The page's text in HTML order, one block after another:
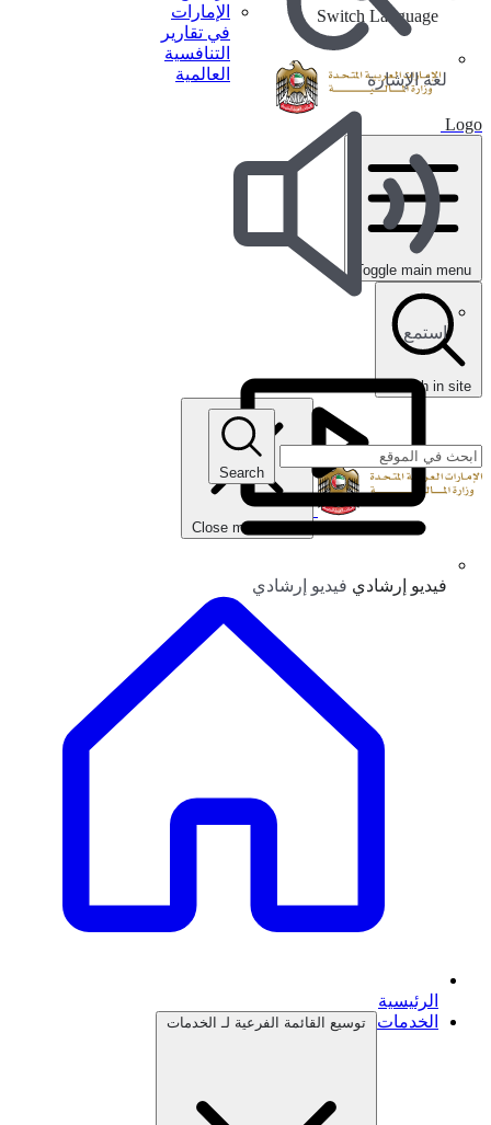
الإمارات
في تقارير
التنافسية
العالمية
لغة الإشارة
استمع
فيديو إرشادي فيديو إرشادي
Switch Language
Logo
Toggle main menu
search in site
Close main menu
Search
الرئيسية
الخدمات
توسيع القائمة الفرعية لـ الخدمات